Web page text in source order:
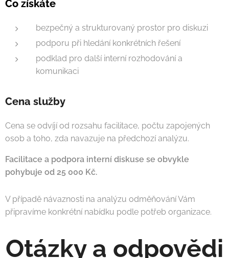
Co získáte
bezpečný a strukturovaný prostor pro diskuzi
podporu při hledání konkrétních řešení
podklad pro další interní rozhodování a
komunikaci
Cena služby
Cena se odvíjí od rozsahu facilitace, počtu zapojených
osob a toho, zda navazuje na předchozí analýzu.
Facilitace a podpora interní diskuse se obvykle
pohybuje od 25 000 Kč.
V případě návaznosti na analýzu odměňování Vám
připravíme konkrétní nabídku podle potřeb organizace.
Otázky a odpovědi